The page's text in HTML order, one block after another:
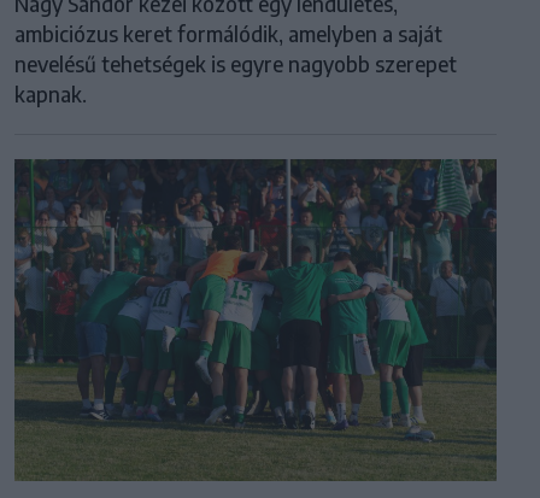
ambiciózus keret formálódik, amelyben a saját
nevelésű tehetségek is egyre nagyobb szerepet
kapnak.